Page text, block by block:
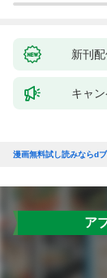
新刊
キャ
漫画無料試し読みならd
ア